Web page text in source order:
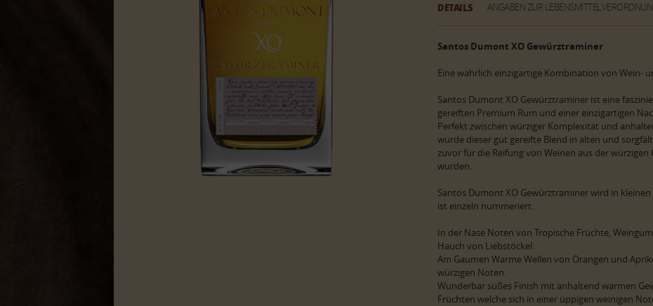
DETAILS ANGABEN ZUR
Santos Dumont XO Gewürztraminer
Eine wahrlich einzigartige Kombination von Wein-
Santos Dumont XO Gewürztraminer ist eine
gereiften Premium Rum und einer einzigartigen
Perfekt zwischen würziger Komplexität und
wurde dieser gut gereifte Blend in alten und
zuvor für die Reifung von Weinen aus der
wurden.
Santos Dumont XO Gewürztraminer wird in
ist einzeln nummeriert.
In der Nase Noten von Tropische Früchte,
Hauch von Liebstöckel.
Am Gaumen Warme Wellen von Orangen und
würzigen Noten.
Wunderbar süßes Finish mit anhaltend warmen
Früchten welche sich in einer üppigen weinigen